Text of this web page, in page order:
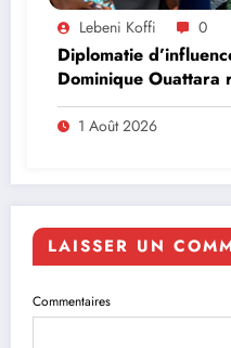
Lebeni Koffi 0
Diplomatie
Dominique Ouattara
leadership solidaire
Afrique
1 Août 2026
LAISSER UN
Commentaires